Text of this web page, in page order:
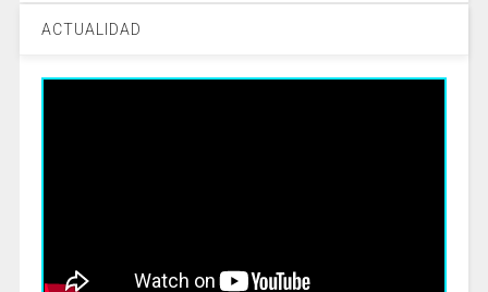
ACTUALIDAD